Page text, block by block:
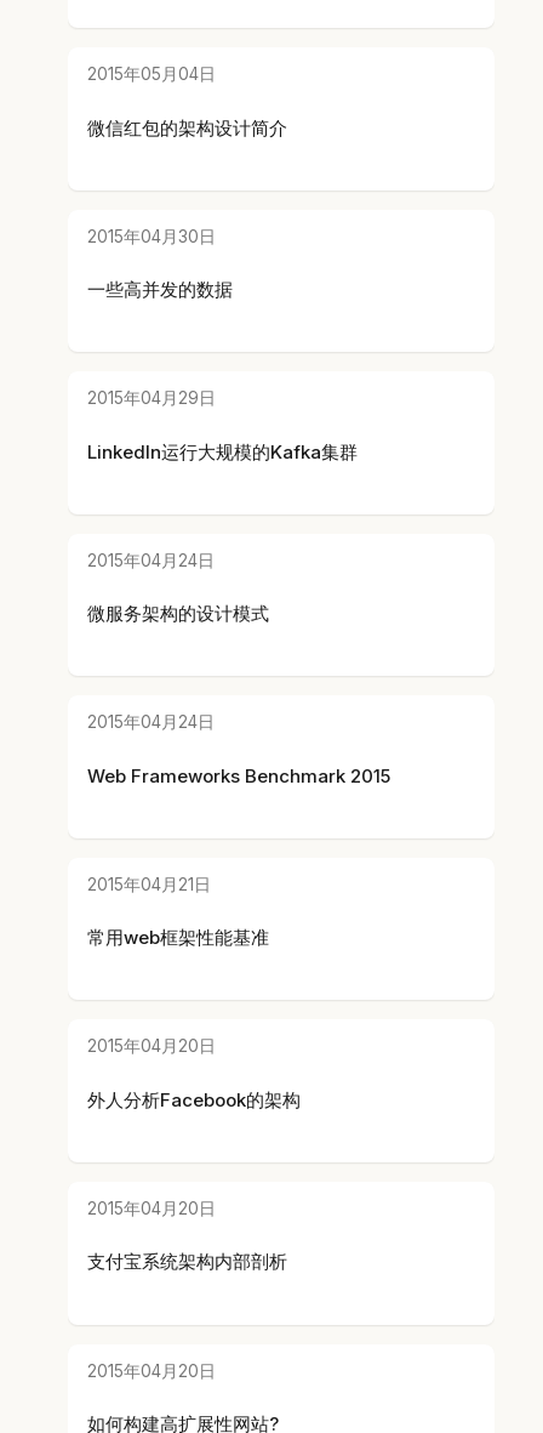
2015年05月04日
微信红包的架构设计简介
2015年04月30日
一些高并发的数据
2015年04月29日
LinkedIn运行大规模的Kafka集群
2015年04月24日
微服务架构的设计模式
2015年04月24日
Web Frameworks Benchmark 2015
2015年04月21日
常用web框架性能基准
2015年04月20日
外人分析Facebook的架构
2015年04月20日
支付宝系统架构内部剖析
2015年04月20日
如何构建高扩展性网站?